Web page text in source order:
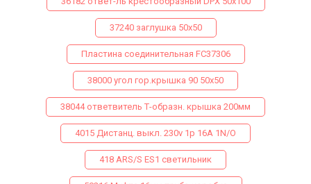
37240 заглушка 50х50
Пластина соединительная FC37306
38000 угол гор.крышка 90 50х50
38044 ответвитель Т-образн. крышка 200мм
4015 Дистанц. выкл. 230v 1p 16A 1N/O
418 ARS/S ES1 светильник